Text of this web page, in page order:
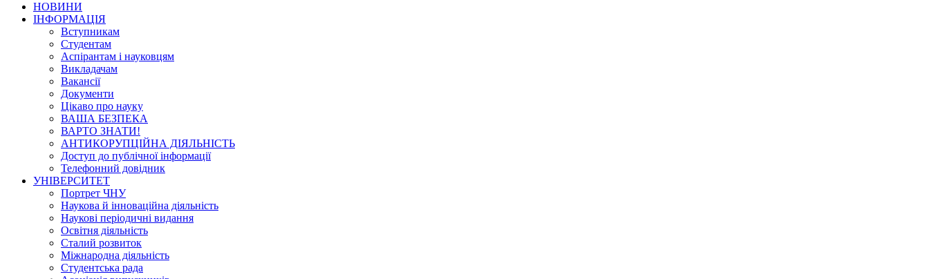
НОВИНИ
ІНФОРМАЦІЯ
Вступникам
Студентам
Аспірантам і науковцям
Викладачам
Вакансії
Документи
Цікаво про науку
ВАША БЕЗПЕКА
ВАРТО ЗНАТИ!
АНТИКОРУПЦІЙНА ДІЯЛЬНІСТЬ
Доступ до публічної інформації
Телефонний довідник
УНІВЕРСИТЕТ
Портрет ЧНУ
Наукова й інноваційна діяльність
Наукові періодичні видання
Освітня діяльність
Сталий розвиток
Міжнародна діяльність
Студентська рада